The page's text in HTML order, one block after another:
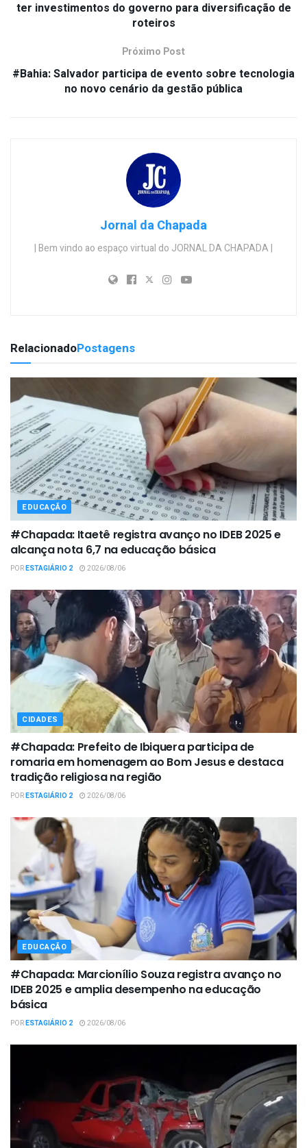
ter investimentos do governo para diversificação de
roteiros
Próximo Post
#Bahia: Salvador participa de evento sobre tecnologia
no novo cenário da gestão pública
Jornal da Chapada
| Bem vindo ao espaço virtual do JORNAL DA CHAPADA |
RelacionadoPostagens
EDUCAÇÃO
#Chapada: Itaetê registra avanço no IDEB 2025 e
alcança nota 6,7 na educação básica
PORESTAGIÁRIO 2 2026/08/06
CIDADES
#Chapada: Prefeito de Ibiquera participa de
romaria em homenagem ao Bom Jesus e destaca
tradição religiosa na região
PORESTAGIÁRIO 2 2026/08/06
EDUCAÇÃO
#Chapada: Marcionílio Souza registra avanço no
IDEB 2025 e amplia desempenho na educação
básica
PORESTAGIÁRIO 2 2026/08/06